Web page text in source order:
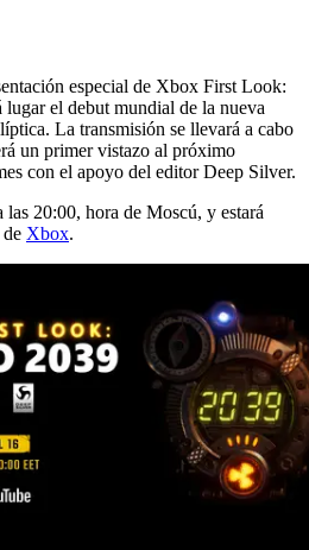
especial de Xbox First Look:
el debut mundial de la nueva
La transmisión se llevará a cabo
un primer vistazo al próximo
con el apoyo del editor Deep Silver.
las 20:00, hora de Moscú, y estará
Xbox.